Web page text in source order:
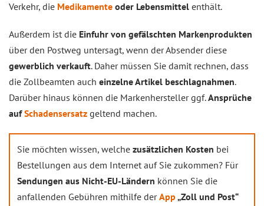
Verkehr, die Medikamente oder Lebensmittel enthält.
Außerdem ist die Einfuhr von gefälschten Markenprodukten
über den Postweg untersagt, wenn der Absender diese
gewerblich verkauft. Daher müssen Sie damit rechnen, dass
die Zollbeamten auch einzelne Artikel beschlagnahmen.
Darüber hinaus können die Markenhersteller ggf.Ansprüche
aufSchadensersatz geltend machen.
Sie möchten wissen, welche zusätzlichen Kosten bei
Bestellungen aus dem Internet auf Sie zukommen? Für
Sendungen aus Nicht-EU-Ländern können Sie die
anfallenden Gebühren mithilfe derApp „Zoll und Post“